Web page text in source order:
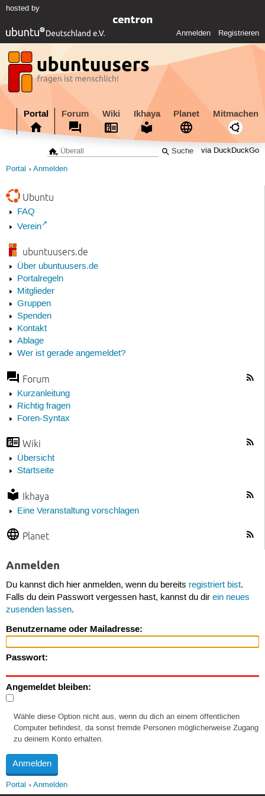
hosted by
Anmelden Registrieren
Portal Forum Wiki Ikhaya Planet Mitmachen
via DuckDuckGo
Portal Anmelden
Ubuntu
FAQ
Verein
ubuntuusers.de
Über ubuntuusers.de
Portalregeln
Mitglieder
Gruppen
Spenden
Kontakt
Ablage
Wer ist gerade angemeldet?
Forum
Kurzanleitung
Richtig fragen
Foren-Syntax
Wiki
Übersicht
Startseite
Ikhaya
Eine Veranstaltung vorschlagen
Planet
Anmelden
Du kannst dich hier anmelden, wenn du bereits registriert bist.
Falls du dein Passwort vergessen hast, kannst du dir ein neues
zusenden lassen.
Benutzername oder Mailadresse:
Passwort:
Angemeldet bleiben:
Wähle diese Option nicht aus, wenn du dich an einem öffentlichen
Computer befindest, da sonst fremde Personen möglicherweise Zugang
zu deinem Konto erhalten.
Portal Anmelden